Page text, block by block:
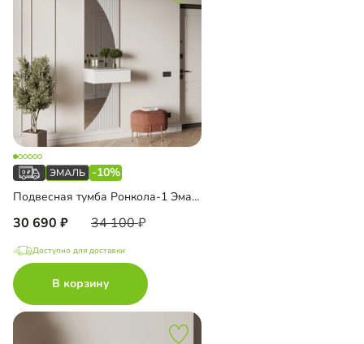
-10%
Подвесная тумба Ронкола-1 Эмаль с зеркалом
30 690 34 100
Доступно для доставки
В корзину